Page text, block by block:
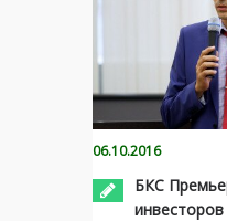
06.10.2016
БКС